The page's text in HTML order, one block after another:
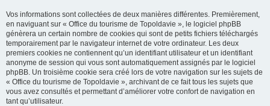
Vos informations sont collectées de deux manières différentes. Premièrement,
en naviguant sur « Office du tourisme de Topoldavie », le logiciel phpBB
génèrera un certain nombre de cookies qui sont de petits fichiers téléchargés
temporairement par le navigateur internet de votre ordinateur. Les deux
premiers cookies ne contiennent qu’un identifiant utilisateur et un identifiant
anonyme de session qui vous sont automatiquement assignés par le logiciel
phpBB. Un troisième cookie sera créé lors de votre navigation sur les sujets de
« Office du tourisme de Topoldavie », archivant de ce fait tous les sujets que
vous avez consultés et permettant d’améliorer votre confort de navigation en
tant qu’utilisateur.